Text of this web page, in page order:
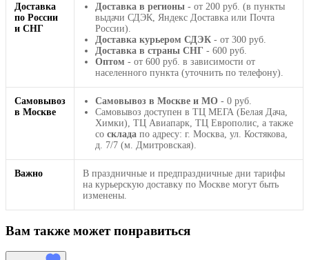
Доставка
по России
и СНГ
Доставка в регионы - от 200 руб. (в пункты
выдачи СДЭК, Яндекс Доставка или Почта
России).
Доставка курьером СДЭК - от 300 руб.
Доставка в страны СНГ - 600 руб.
Оптом - от 600 руб. в зависимости от
населенного пункта (уточнить по телефону).
Самовывоз
в Москве
Самовывоз в Москве и МО - 0 руб.
Самовывоз доступен в ТЦ МЕГА (Белая Дача,
Химки), ТЦ Авиапарк, ТЦ Европолис, а также
со склада по адресу: г. Москва, ул. Костякова,
д. 7/7 (м. Дмитровская).
Важно
В праздничные и предпраздничные дни тарифы
на курьерскую доставку по Москве могут быть
изменены.
Вам также может понравиться